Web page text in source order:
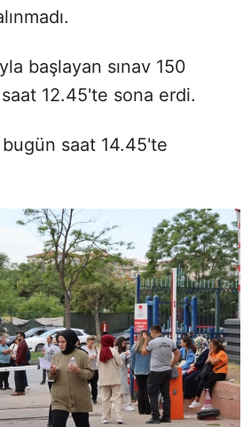
başlayan sınav 150
12.45'te sona erdi.
saat 14.45'te